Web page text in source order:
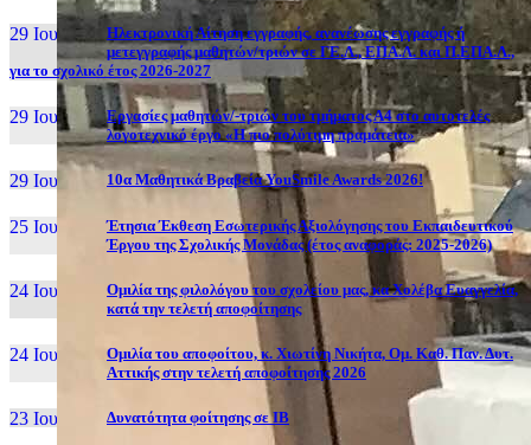
29 Ιουν, 26
Ηλεκτρονική Αίτηση εγγραφής, ανανέωσης εγγραφής ή
μετεγγραφής μαθητών/τριών σε ΓΕ.Λ., ΕΠΑ.Λ. και Π.ΕΠΑ.Λ.,
για το σχολικό έτος 2026-2027
29 Ιουν, 26
Εργασίες μαθητών/-τριών του τμήματος Α4 στο αυτοτελές
λογοτεχνικό έργο «Η πιο πολύτιμη πραμάτεια»
29 Ιουν, 26 10α Μαθητικά Βραβεία YouSmile Awards 2026!
25 Ιουν, 26
Έτησια Έκθεση Εσωτερικής Αξιολόγησης του Εκπαιδευτικού
Έργου της Σχολικής Μονάδας (έτος αναφοράς: 2025-2026)
24 Ιουν, 26
Ομιλία της φιλολόγου του σχολείου μας, κα Χολέβα Ευαγγελία,
κατά την τελετή αποφοίτησης
24 Ιουν, 26
Ομιλία του αποφοίτου, κ. Χιωτίνη Νικήτα, Ομ. Καθ. Παν. Δυτ.
Αττικής στην τελετή αποφοίτησης 2026
23 Ιουν, 26 Δυνατότητα φοίτησης σε ΙΒ